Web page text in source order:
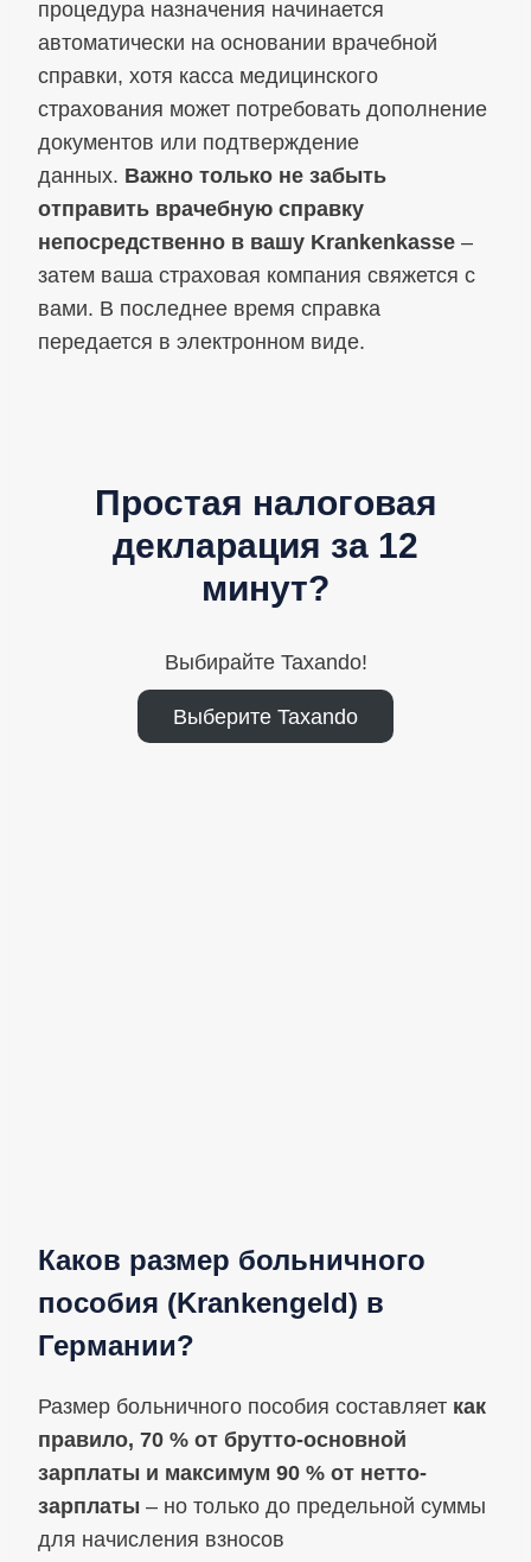
процедура назначения начинается
автоматически на основании врачебной
справки, хотя касса медицинского
страхования может потребовать дополнение
документов или подтверждение
данных. Важно только не забыть
отправить врачебную справку
непосредственно в вашу Krankenkasse –
затем ваша страховая компания свяжется с
вами. В последнее время справка
передается в электронном виде.
Простая налоговая
декларация за 12
минут?
Выбирайте Taxando!
Выберите Taxando
Каков размер больничного
пособия (Krankengeld) в
Германии?
Размер больничного пособия составляет как
правило, 70 % от брутто-основной
зарплаты и максимум 90 % от нетто-
зарплаты – но только до предельной суммы
для начисления взносов